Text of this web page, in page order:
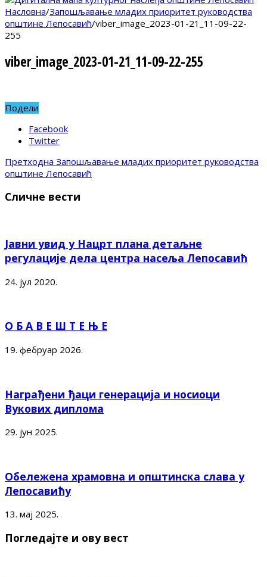
Насловна/Запошљавање младих приоритет руководства
општине Лепосавић/viber_image_2023-01-21_11-09-22-
255
viber_image_2023-01-21_11-09-22-255
Подели
Facebook
Twitter
Претходна Запошљавање младих приоритет руководства
општине Лепосавић
Сличне вести
Јавни увид у Нацрт плана детаљне
регулације дела центра насеља Лепосавић
24. јул 2020.
О Б А В Е Ш Т Е Њ Е
19. фебруар 2026.
Награђени ђаци генерација и носиоци
Вукових диплома
29. јун 2025.
Обележена храмовна и општинска слава у
Лепосавићу
13. мај 2025.
Погледајте и ову вест